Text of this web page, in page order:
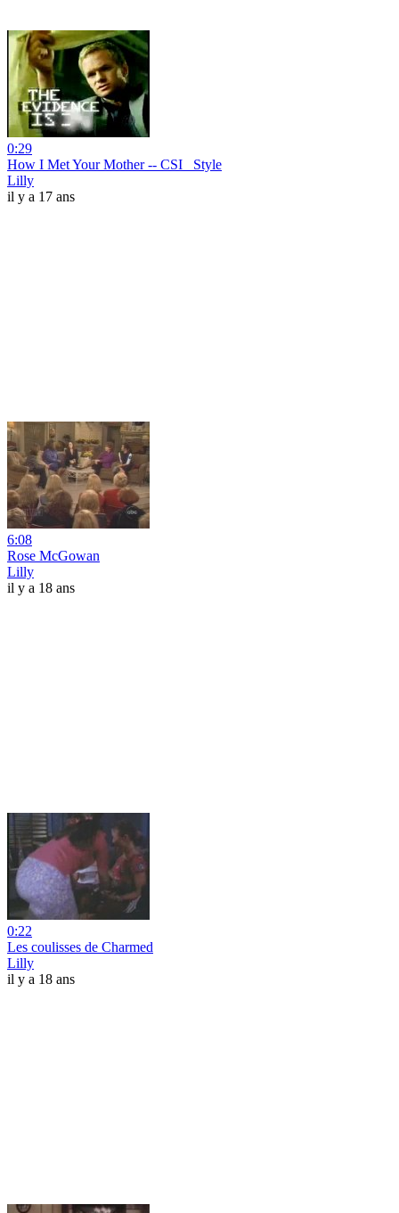
0:29
How I Met Your Mother -- CSI_ Style
Lilly
il y a 17 ans
6:08
Rose McGowan
Lilly
il y a 18 ans
0:22
Les coulisses de Charmed
Lilly
il y a 18 ans